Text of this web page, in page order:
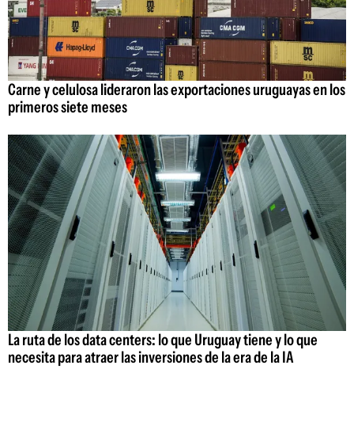
Carne y celulosa lideraron las exportaciones uruguayas en los
primeros siete meses
La ruta de los data centers: lo que Uruguay tiene y lo que
necesita para atraer las inversiones de la era de la IA